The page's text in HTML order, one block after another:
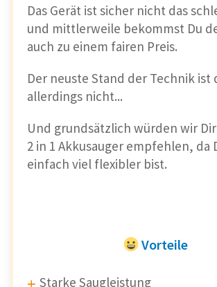
Das Gerät ist sicher nicht das
und mittlerweile bekommst Du
auch zu einem fairen Preis.
Der neuste Stand der Technik ist
allerdings nicht...
Und grundsätzlich würden wir
2 in 1 Akkusauger empfehlen, da
einfach viel flexibler bist.
Vorteile
Starke Saugleistung